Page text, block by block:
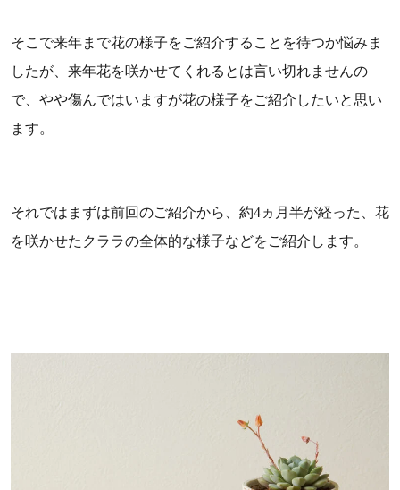
そこで来年まで花の様子をご紹介することを待つか悩みま
したが、来年花を咲かせてくれるとは言い切れませんの
で、やや傷んではいますが花の様子をご紹介したいと思い
ます。
それではまずは前回のご紹介から、約4ヵ月半が経った、花
を咲かせたクララの全体的な様子などをご紹介します。